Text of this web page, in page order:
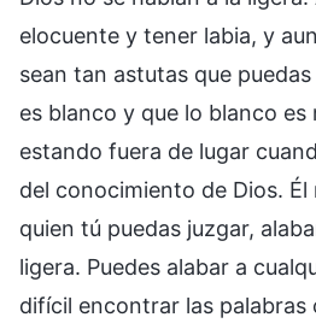
elocuente y tener labia, y
sean tan astutas que
es blanco y que lo blanco es
estando fuera de lugar
del conocimiento de Dios. Él
quien tú puedas juzgar,
ligera. Puedes alabar a
difícil encontrar las palabras